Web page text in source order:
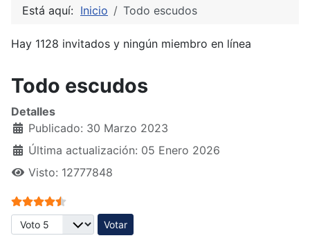
Está aquí: Inicio Todo escudos
Hay 1128 invitados y ningún miembro en línea
Todo escudos
Detalles
Publicado: 30 Marzo 2023
Última actualización: 05 Enero 2026
Visto: 12777848
Ratio:4.5/
Por favor, vote